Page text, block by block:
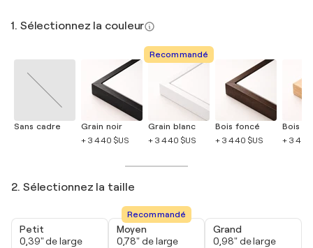
1. Sélectionnez la couleur
Sans cadre
Grain noir
+ 3 440 $US
Recommandé
Grain blanc
+ 3 440 $US
Bois foncé
+ 3 440 $US
Bois
+ 3 440
2. Sélectionnez la taille
Petit
0,39" de large
Recommandé
Moyen
0,78" de large
Grand
0,98" de large